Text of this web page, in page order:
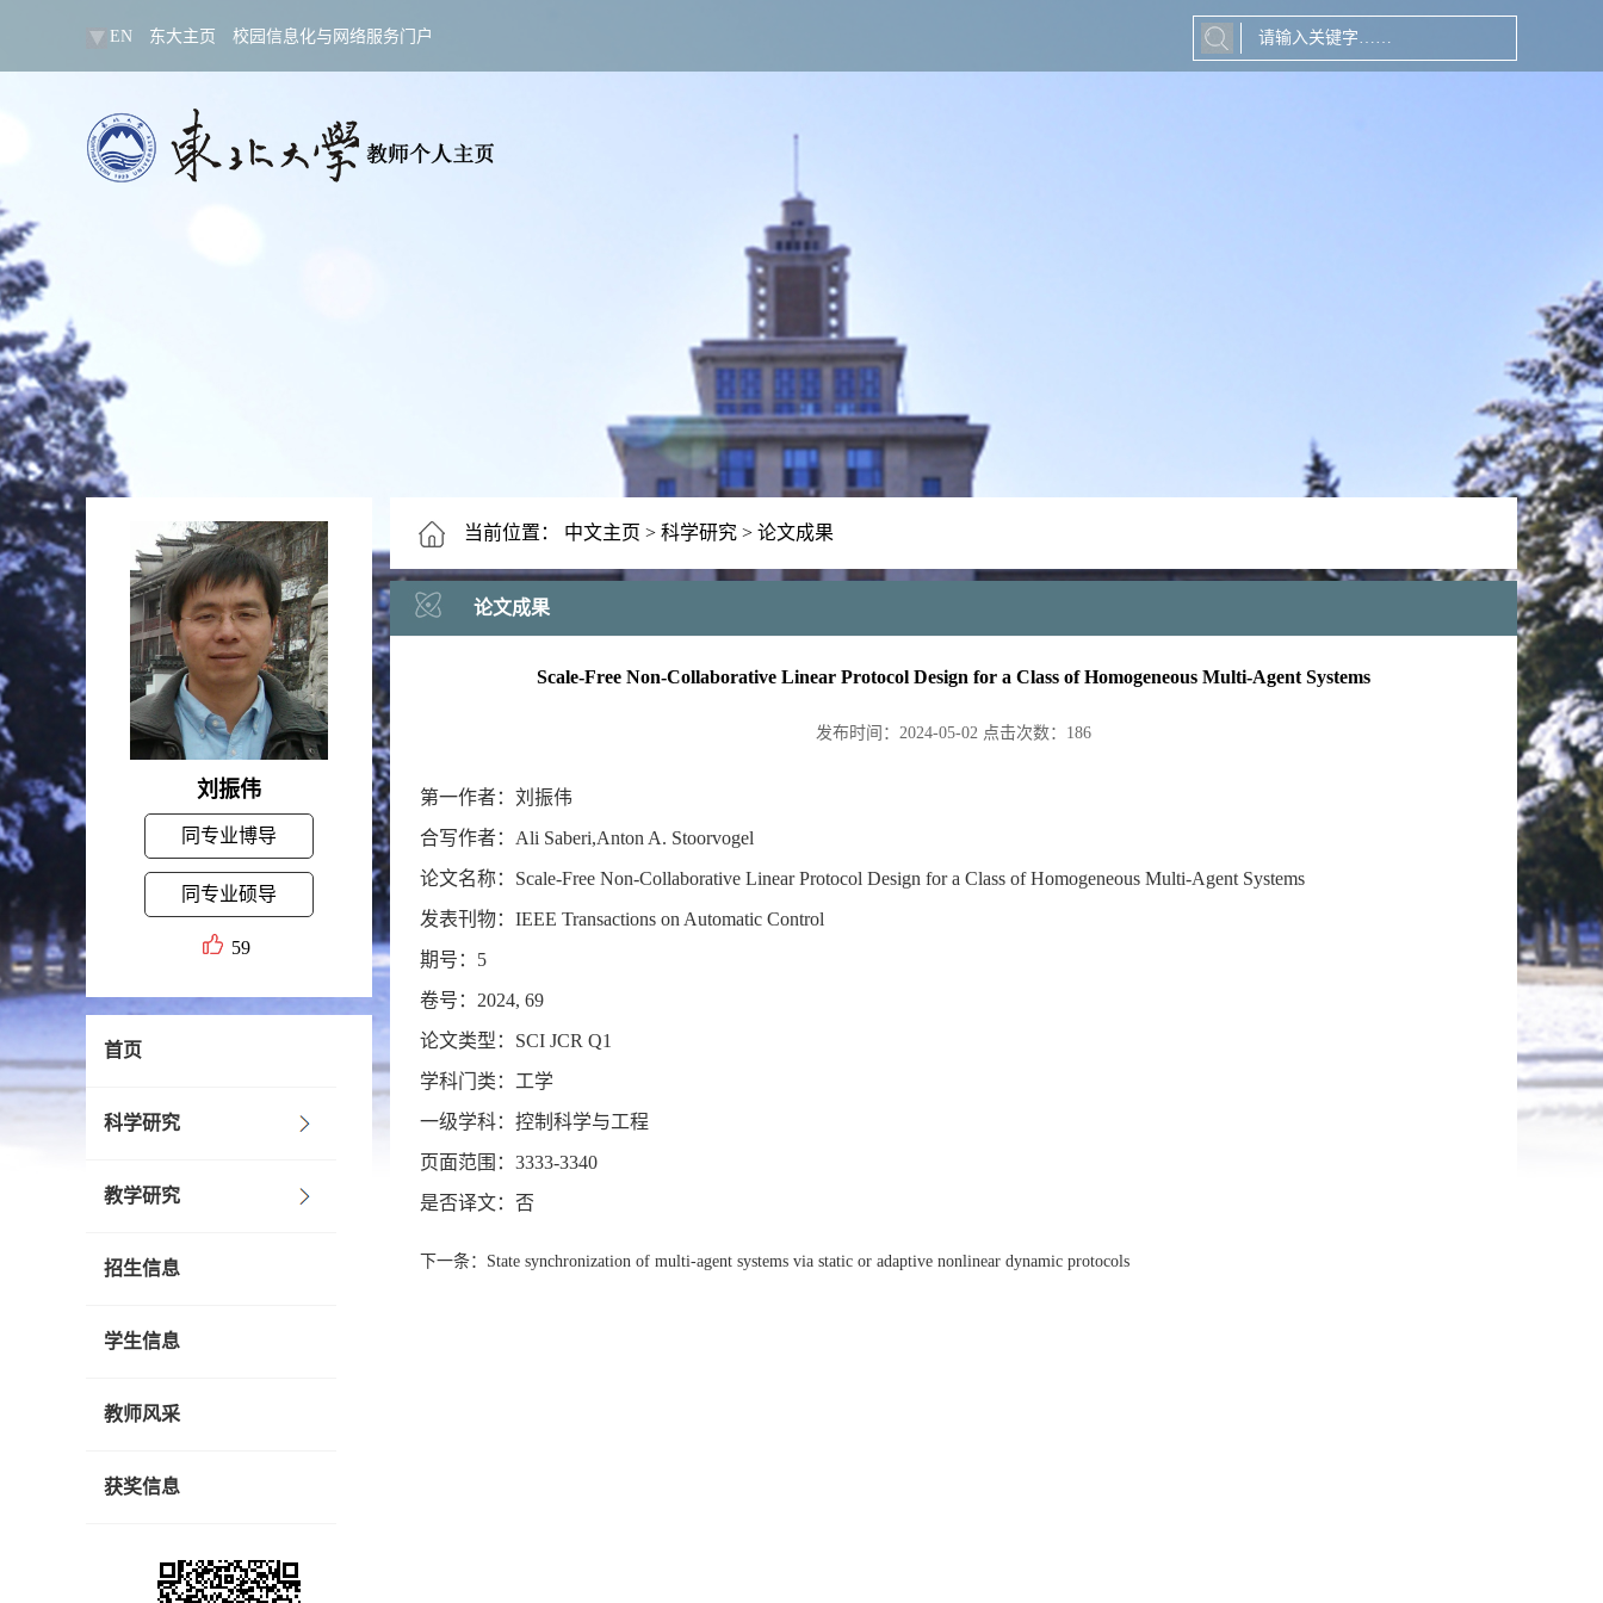
EN 东大主页 校园信息化与网络服务门户
刘振伟
同专业博导
同专业硕导
59
首页
科学研究
教学研究
招生信息
学生信息
教师风采
获奖信息
当前位置： 中文主页 > 科学研究 > 论文成果
论文成果
Scale-Free Non-Collaborative Linear Protocol Design for a Class of Homogeneous Multi-Agent Systems
发布时间： 2024-05-02 点击次数： 186
第一作者：刘振伟
合写作者：Ali Saberi,Anton A. Stoorvogel
论文名称：Scale-Free Non-Collaborative Linear Protocol Design for a Class of Homogeneous Multi-Agent Systems
发表刊物：IEEE Transactions on Automatic Control
期号：5
卷号：2024, 69
论文类型：SCI JCR Q1
学科门类：工学
一级学科：控制科学与工程
页面范围：3333-3340
是否译文：否
下一条：State synchronization of multi-agent systems via static or adaptive nonlinear dynamic protocols